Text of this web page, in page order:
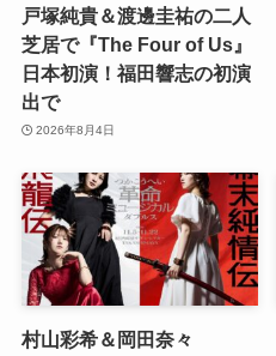
戸塚純貴＆渡邊圭祐の二人
芝居で『The Four of Us』
日本初演！福田響志の初演
出で
2026年8月4日
村山彩希＆岡田奈々